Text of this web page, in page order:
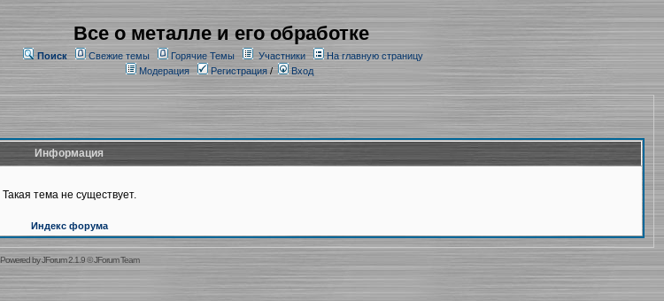
Все о металле и его обработке
Поиск Свежие темы Горячие Темы Участники
На главную страницу
Модерация
Регистрация/ Вход
Информация
Такая тема не существует.
Индекс форума
Powered byJForum 2.1.9©JForum Team